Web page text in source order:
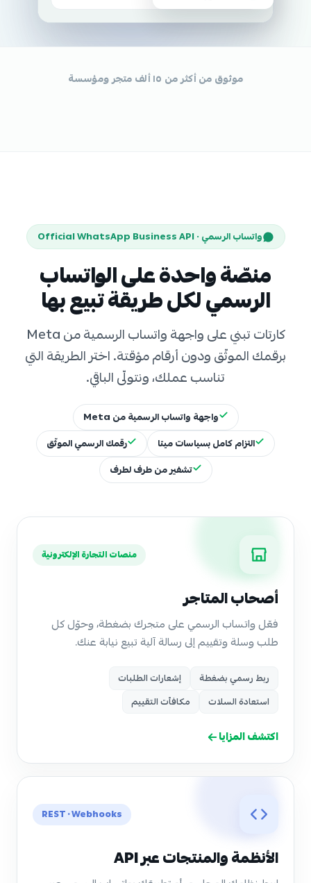
موثوق من أكثر من ١٥ ألف متجر ومؤسسة
واتساب الرسمي · Official WhatsApp Business API
منصّة واحدة على الواتساب
الرسمي لكل طريقة تبيع بها
كارتات تبني على واجهة واتساب الرسمية من Meta
برقمك الموثّق ودون أرقام مؤقتة. اختر الطريقة التي
تناسب عملك، ونتولّى الباقي.
واجهة واتساب الرسمية من Meta
التزام كامل بسياسات ميتا
رقمك الرسمي الموثّق
تشفير من طرف لطرف
منصات التجارة الإلكترونية
أصحاب المتاجر
فعّل واتساب الرسمي على متجرك بضغطة، وحوّل كل
طلب وسلة وتقييم إلى رسالة آلية تبيع نيابة عنك.
ربط رسمي بضغطة
إشعارات الطلبات
استعادة السلات
مكافآت التقييم
اكتشف المزايا
REST · Webhooks
الأنظمة والمنتجات عبر API